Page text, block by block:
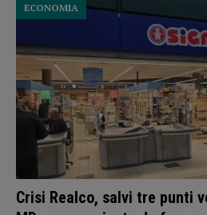
Crisi Realco, salvi tre punti
ECONOMIA